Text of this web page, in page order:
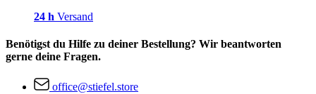
24 h Versand
Benötigst du Hilfe zu deiner Bestellung? Wir beantworten
gerne deine Fragen.
office@stiefel.store